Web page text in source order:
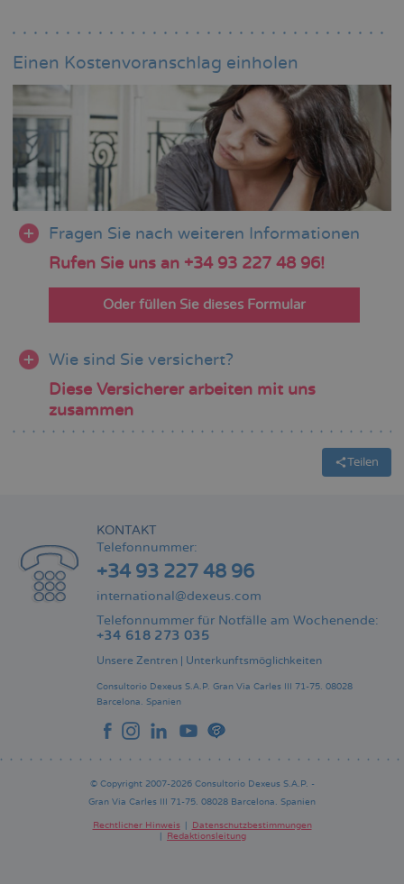
Einen Kostenvoranschlag einholen
Fragen Sie nach weiteren Informationen
Rufen Sie uns an +34 93 227 48 96!
Oder füllen Sie dieses Formular
Wie sind Sie versichert?
Diese Versicherer arbeiten mit uns
zusammen
Teilen
KONTAKT
Telefonnummer:
+34 93 227 48 96
international@dexeus.com
Telefonnummer für Notfälle am Wochenende:
+34 618 273 035
Unsere Zentren Unterkunftsmöglichkeiten
Consultorio Dexeus S.A.P. Gran Via Carles III 71-75. 08028
Barcelona. Spanien
© Copyright 2007-2026 Consultorio Dexeus S.A.P. -
Gran Via Carles III 71-75. 08028 Barcelona. Spanien
Rechtlicher Hinweis
Datenschutzbestimmungen
Redaktionsleitung